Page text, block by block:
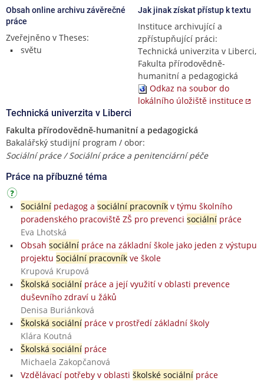
Obsah online archivu závěrečné
práce
Zveřejněno v Theses:
světu
Jak jinak získat přístup k textu
Instituce archivující a
zpřístupňující práci:
Technická univerzita v Liberci,
Fakulta přírodovědně-
humanitní a pedagogická
Odkaz na soubor do
lokálního úložiště instituce
Technická univerzita v Liberci
Fakulta přírodovědně-humanitní a pedagogická
Bakalářský studijní program / obor:
Sociální práce / Sociální práce a penitenciární péče
Práce na příbuzné téma
Sociálnípedagog a sociální pracovníkv týmu školního
poradenského pracoviště ZŠ pro prevenci sociálnípráce
Eva Lhotská
Obsah sociálnípráce na základní škole jako jeden z výstupu
projektu Sociální pracovníkve škole
Krupová Krupová
Školská sociálnípráce a její využití v oblasti prevence
duševního zdraví u žáků
Denisa Buriánková
Školská sociálnípráce v prostředí základní školy
Klára Koutná
Školská sociálnípráce
Michaela Zakopčanová
Vzdělávací potřeby v oblasti školské sociálnípráce